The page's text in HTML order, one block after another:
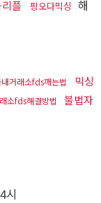
플 핑오다믹싱 해
거래소fds깨는법
믹싱
소fds해결방법
불법자
시